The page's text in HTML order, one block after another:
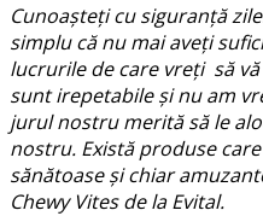
Cunoașteți cu siguranță
simplu că nu mai aveți
lucrurile de care vreți să
sunt irepetabile și nu am
jurul nostru merită să le
nostru. Există produse
sănătoase și chiar
Chewy Vites de la Evital.